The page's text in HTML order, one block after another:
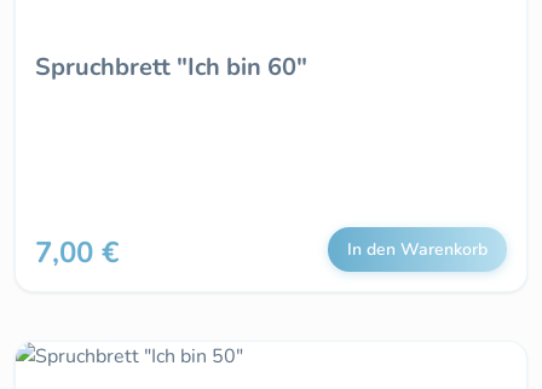
Spruchbrett "Ich bin 60"
Regulärer Preis:
7,00 € In den Warenkorb